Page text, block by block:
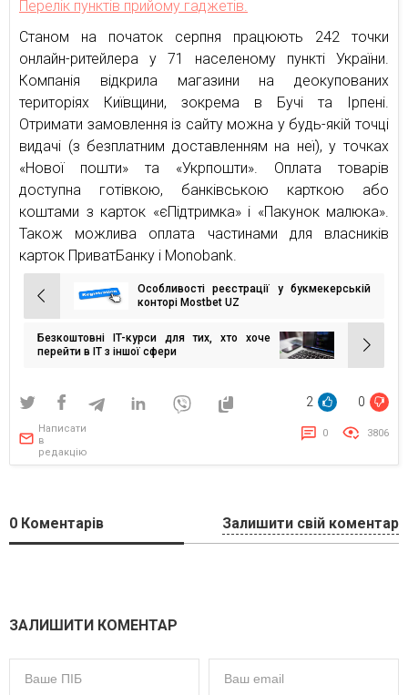
Перелік пунктів прийому гаджетів.
Станом на початок серпня працюють 242 точки
онлайн-ритейлера у 71 населеному пункті України.
Компанія відкрила магазини на деокупованих
територіях Київщини, зокрема в Бучі та Ірпені.
Отримати замовлення із сайту можна у будь-якій точці
видачі (з безплатним доставленням на неї), у точках
«Нової пошти» та «Укрпошти». Оплата товарів
доступна готівкою, банківською карткою або
коштами з карток «єПідтримка» і «Пакунок малюка».
Також можлива оплата частинами для власників
карток ПриватБанку і Monobank.
Навігація
записів
Особливості реєстрації у букмекерській
конторі Mostbet UZ
Безкоштовні IT-курси для тих, хто хоче
перейти в IT з іншої сфери
2 0
Написати
в
редакцію
0 3806
0 Коментарів Залишити свій коментар
ЗАЛИШИТИ КОМЕНТАР